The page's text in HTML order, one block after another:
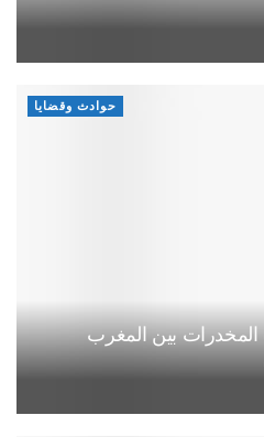
حوادث وقضايا
المخدرات بين المغرب